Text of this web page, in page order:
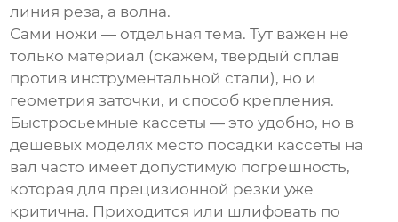
линия реза, а волна.
Сами ножи — отдельная тема. Тут важен не
только материал (скажем, твердый сплав
против инструментальной стали), но и
геометрия заточки, и способ крепления.
Быстросьемные кассеты — это удобно, но в
дешевых моделях место посадки кассеты на
вал часто имеет допустимую погрешность,
которая для прецизионной резки уже
критична. Приходится или шлифовать по